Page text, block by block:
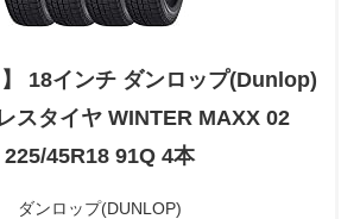
】 18インチ ダンロップ(Dunlop)
スタイヤ WINTER MAXX 02
225/45R18 91Q 4本
ダンロップ(DUNLOP)